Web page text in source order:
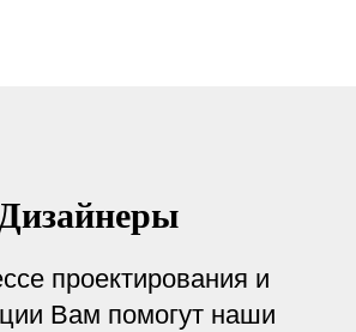
проектирования и
Вам помогут наши